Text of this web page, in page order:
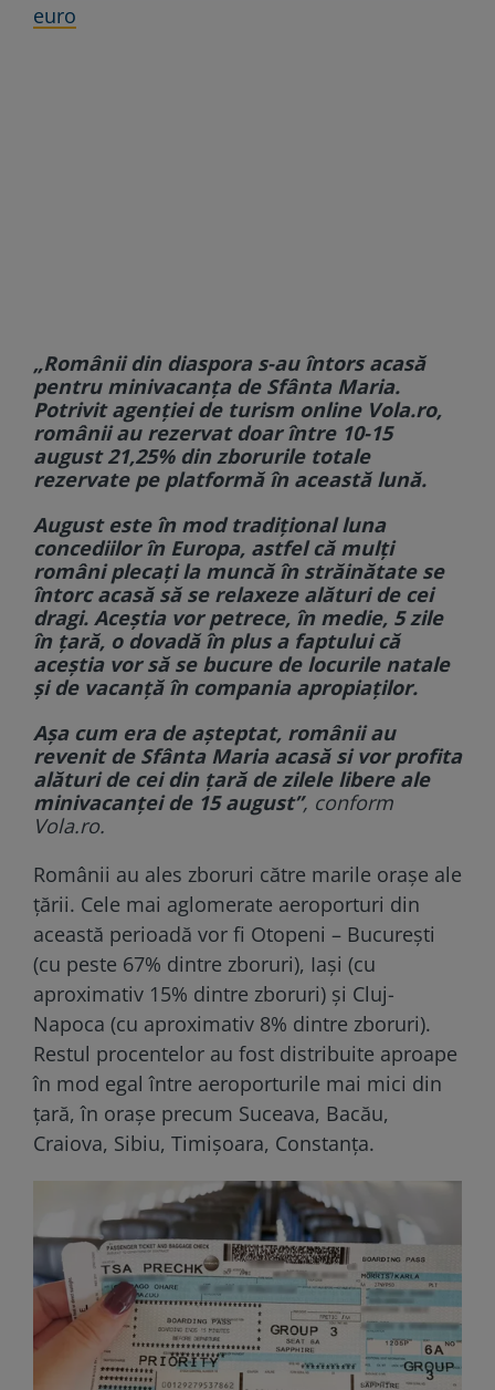
euro
„Românii din diaspora s-au întors acasă
pentru minivacanţa de Sfânta Maria.
Potrivit agenţiei de turism online Vola.ro,
românii au rezervat doar între 10-15
august 21,25% din zborurile totale
rezervate pe platformă în această lună.
August este în mod tradiţional luna
concediilor în Europa, astfel că mulţi
români plecaţi la muncă în străinătate se
întorc acasă să se relaxeze alături de cei
dragi. Aceştia vor petrece, în medie, 5 zile
în ţară, o dovadă în plus a faptului că
aceştia vor să se bucure de locurile natale
şi de vacanţă în compania apropiaţilor.
Aşa cum era de aşteptat, românii au
revenit de Sfânta Maria acasă si vor profita
alături de cei din ţară de zilele libere ale
minivacanţei de 15 august”, conform
Vola.ro.
Românii au ales zboruri către marile orașe ale
țării. Cele mai aglomerate aeroporturi din
această perioadă vor fi Otopeni – București
(cu peste 67% dintre zboruri), Iaşi (cu
aproximativ 15% dintre zboruri) şi Cluj-
Napoca (cu aproximativ 8% dintre zboruri).
Restul procentelor au fost distribuite aproape
în mod egal între aeroporturile mai mici din
țară, în orașe precum Suceava, Bacău,
Craiova, Sibiu, Timişoara, Constanţa.